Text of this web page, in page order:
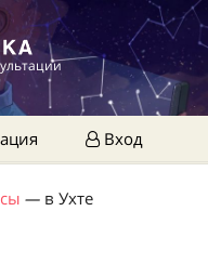
Вход
— в Ухте